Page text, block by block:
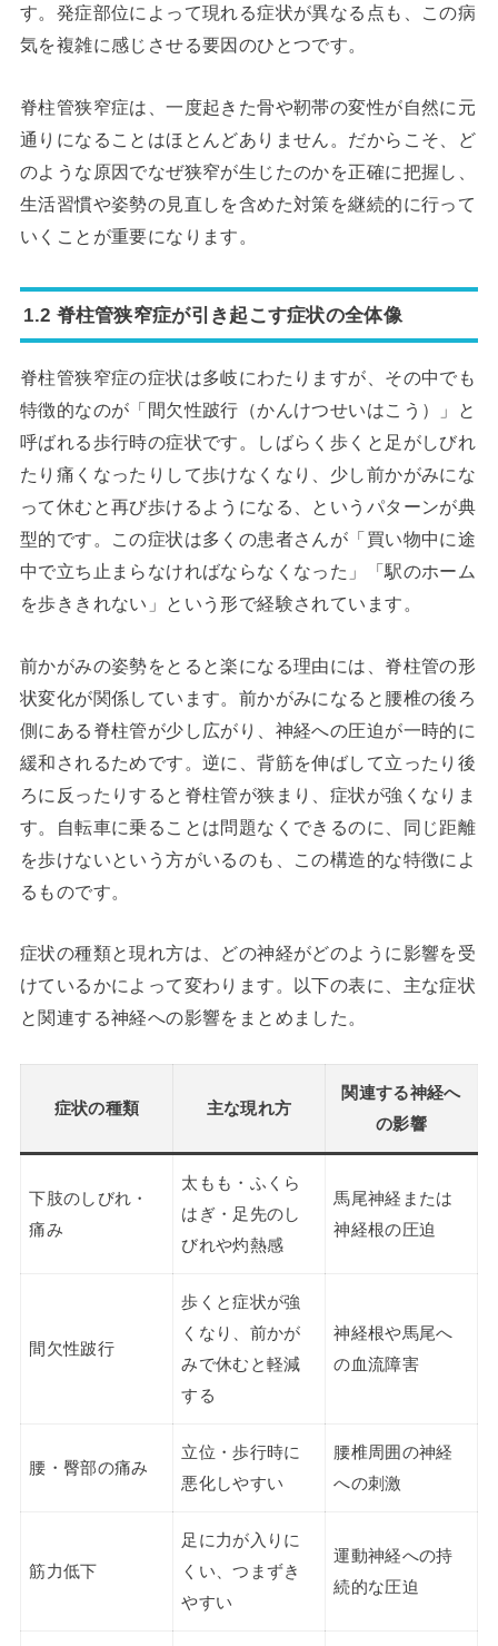
す。発症部位によって現れる症状が異なる点も、この病
気を複雑に感じさせる要因のひとつです。
脊柱管狭窄症は、一度起きた骨や靭帯の変性が自然に元
通りになることはほとんどありません。だからこそ、ど
のような原因でなぜ狭窄が生じたのかを正確に把握し、
生活習慣や姿勢の見直しを含めた対策を継続的に行って
いくことが重要になります。
1.2 脊柱管狭窄症が引き起こす症状の全体像
脊柱管狭窄症の症状は多岐にわたりますが、その中でも
特徴的なのが「間欠性跛行（かんけつせいはこう）」と
呼ばれる歩行時の症状です。しばらく歩くと足がしびれ
たり痛くなったりして歩けなくなり、少し前かがみにな
って休むと再び歩けるようになる、というパターンが典
型的です。この症状は多くの患者さんが「買い物中に途
中で立ち止まらなければならなくなった」「駅のホーム
を歩ききれない」という形で経験されています。
前かがみの姿勢をとると楽になる理由には、脊柱管の形
状変化が関係しています。前かがみになると腰椎の後ろ
側にある脊柱管が少し広がり、神経への圧迫が一時的に
緩和されるためです。逆に、背筋を伸ばして立ったり後
ろに反ったりすると脊柱管が狭まり、症状が強くなりま
す。自転車に乗ることは問題なくできるのに、同じ距離
を歩けないという方がいるのも、この構造的な特徴によ
るものです。
症状の種類と現れ方は、どの神経がどのように影響を受
けているかによって変わります。以下の表に、主な症状
と関連する神経への影響をまとめました。
症状の種類 主な現れ方
関連する神経へ
の影響
下肢のしびれ・
痛み
太もも・ふくら
はぎ・足先のし
びれや灼熱感
馬尾神経または
神経根の圧迫
間欠性跛行
歩くと症状が強
くなり、前かが
みで休むと軽減
する
神経根や馬尾へ
の血流障害
腰・臀部の痛み
立位・歩行時に
悪化しやすい
腰椎周囲の神経
への刺激
筋力低下
足に力が入りに
くい、つまずき
やすい
運動神経への持
続的な圧迫